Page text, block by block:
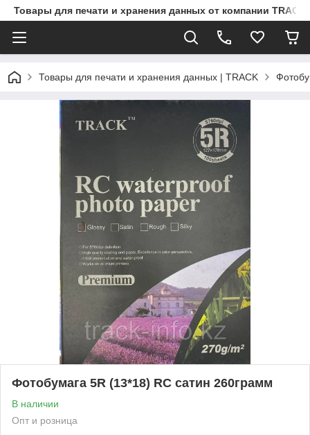
Товары для печати и хранения данных от компании TRACK
Товары для печати и хранения данных | TRACK
Фотобумага 5R (13*18) RC сатин 260грамм
В наличии
Опт и розница